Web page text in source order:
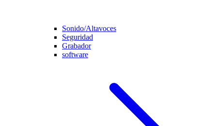
Sonido/Altavoces
Seguridad
Grabador
software